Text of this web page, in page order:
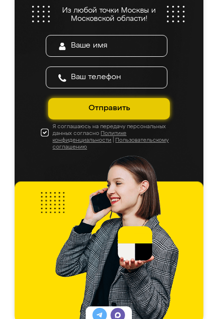
Из любой точки Москвы и
Московской области!
Отправить
Я соглашаюсь на передачу персональных
данных согласно Политике
конфиденциальности
Пользовательскому
соглашению